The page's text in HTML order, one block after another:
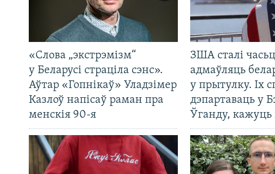
«Слова „экстрэмізм“
у Беларусі страціла сэнс».
Аўтар «Гопнікаў» Уладзімер
Казлоў напісаў раман пра
менскія 90-я
ЗША сталі
адмаўляць
у прытулку. Іх
дэпартаваць у
Ўганду,